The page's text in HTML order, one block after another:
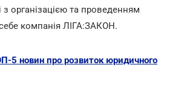
з організацією та проведенням
компанія ЛІГА:ЗАКОН.
5 новин про розвиток юридичного